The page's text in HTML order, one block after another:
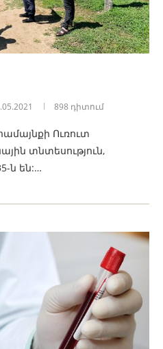
898 դիտում
Ուռուտ
տնտեսություն,
ն են:…